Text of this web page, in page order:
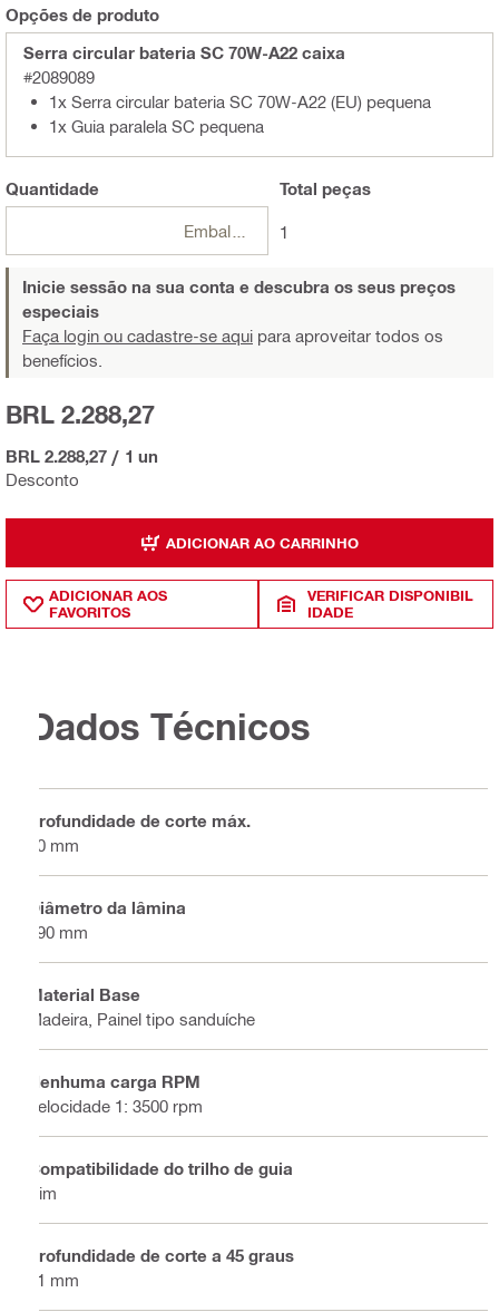
Opções de produto
Serra circular bateria SC 70W-A22 caixa
#2089089
1x Serra circular bateria SC 70W-A22 (EU) pequena
1x Guia paralela SC pequena
Quantidade
Embalagens
Total peças
1
Inicie sessão na sua conta e descubra os seus preços
especiais
Faça login ou cadastre-se aqui para aproveitar todos os
benefícios.
Desconto
BRL 2.288,27
BRL 2.288,27 / 1 un
ADICIONAR AO CARRINHO
ADICIONAR AOS
FAVORITOS
VERIFICAR DISPONIBIL
IDADE
Dados Técnicos
Profundidade de corte máx.
70 mm
Diâmetro da lâmina
190 mm
Material Base
Madeira, Painel tipo sanduíche
Nenhuma carga RPM
Velocidade 1: 3500 rpm
Compatibilidade do trilho de guia
Sim
Profundidade de corte a 45 graus
51 mm